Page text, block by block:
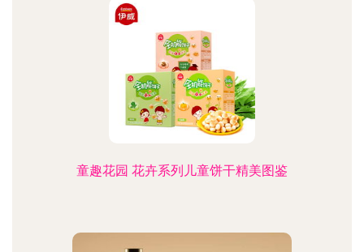
童趣花园 花卉系列儿童饼干精美图鉴